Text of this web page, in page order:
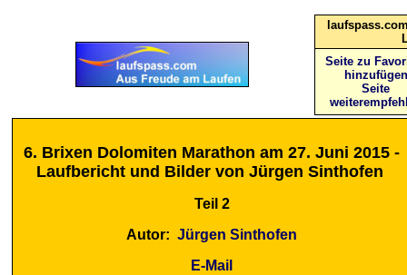
Seite zu
hinzufügen
Seite
6. Brixen Dolomiten Marathon am 27. Juni 2015 -
Laufbericht und Bilder von Jürgen Sinthofen
Teil 2
Autor: Jürgen Sinthofen
E-Mail